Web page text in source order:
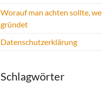
Worauf man achten sollte,
gründet
Datenschutzerklärung
Schlagwörter